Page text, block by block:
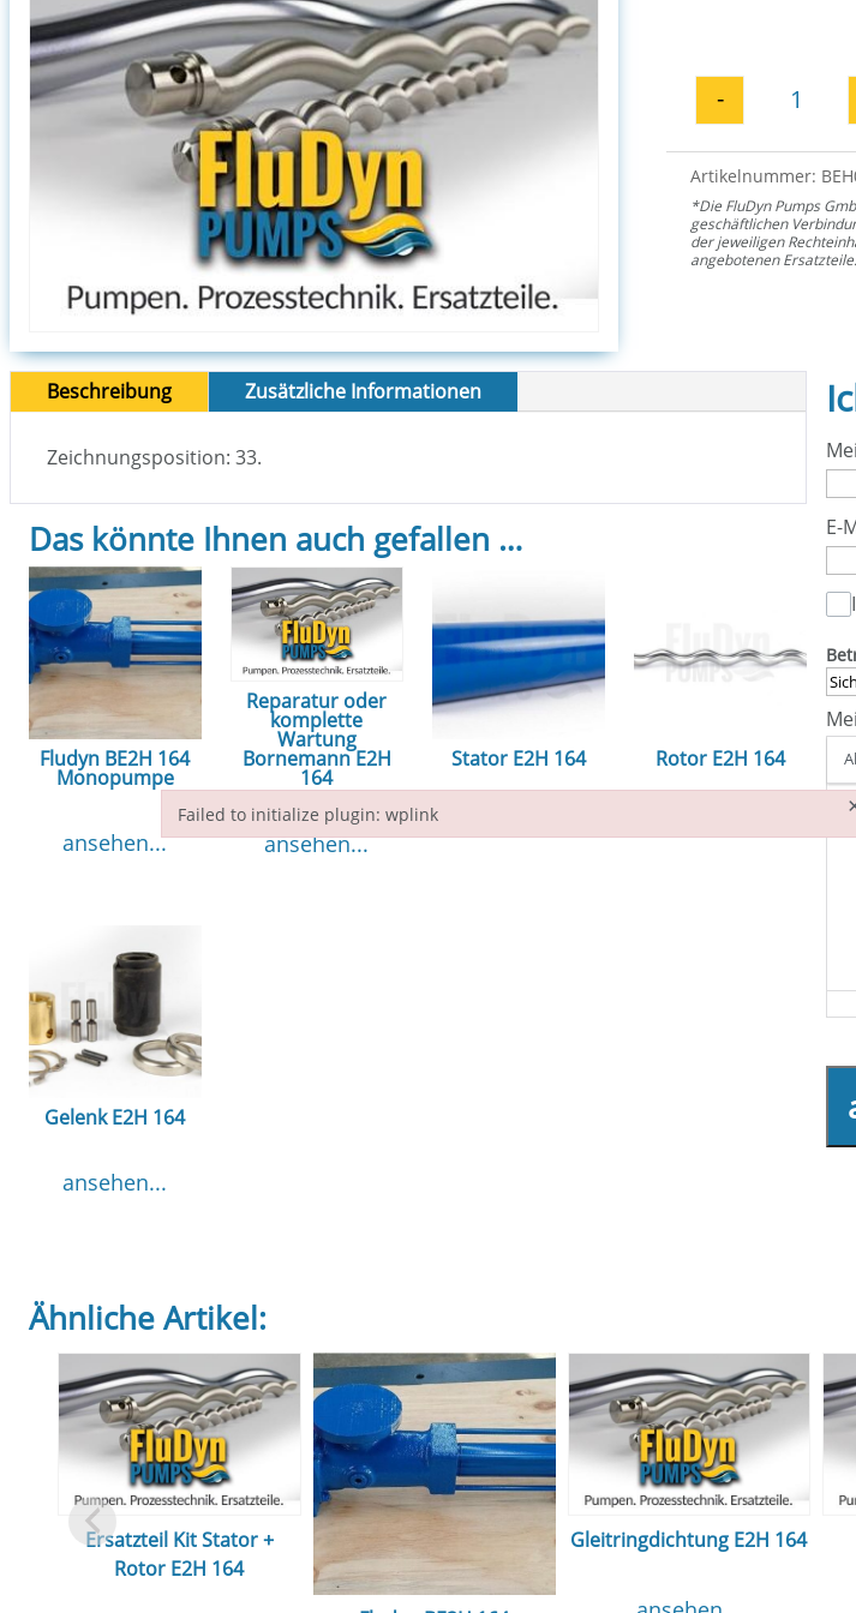
-
Artikelnummer:
*Die FluDyn Pumps
geschäftlichen
der jeweiligen
angebotenen Ersatzteile.
Beschreibung Zusätzliche Informationen
Zeichnungsposition: 33.
Das könnte Ihnen auch gefallen …
Fludyn BE2H 164
Monopumpe
ansehen...
Reparatur oder
komplette
Wartung
Bornemann E2H
164
ansehen...
Stator E2H 164 Rotor E2H 164
Gelenk E2H 164
ansehen...
E-
Ähnliche Artikel:
Ersatzteil Kit Stator +
Rotor E2H 164
Gleitringdichtung E2H 164
Failed to initialize plugin: wplink
Failed to initialize plugin: wplink